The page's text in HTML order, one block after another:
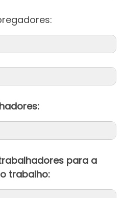
para a
trabalho: